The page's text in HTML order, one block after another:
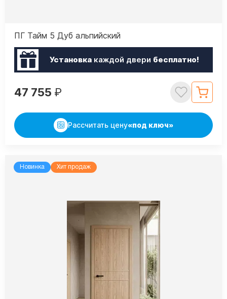
ПГ Тайм 5 Дуб альпийский
Установкакаждой двери бесплатно!
47 755 ₽
Рассчитать цену«под ключ»
Новинка Хит продаж